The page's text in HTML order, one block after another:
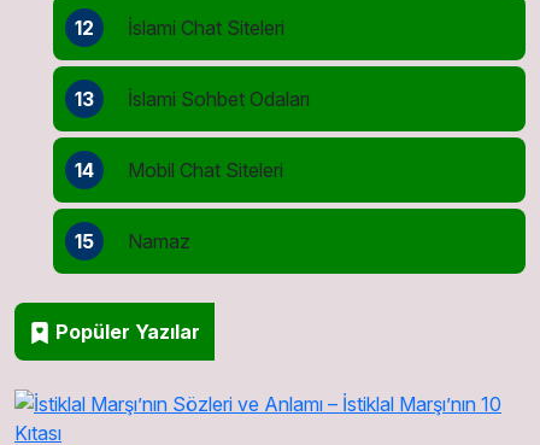
12 İslami Chat Siteleri
13 İslami Sohbet Odaları
14 Mobil Chat Siteleri
15 Namaz
Popüler Yazılar